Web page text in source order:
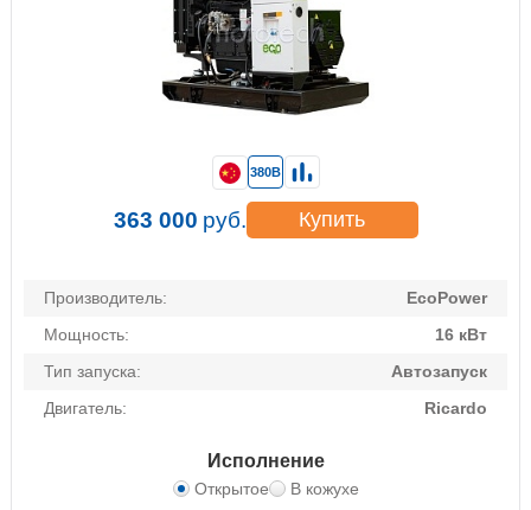
Производитель:
EcoPower
Мощность:
16 кВт
Тип запуска:
Автозапуск
Двигатель:
Ricardo
Исполнение
Открытое В кожухе
380В
363 000 руб. Купить